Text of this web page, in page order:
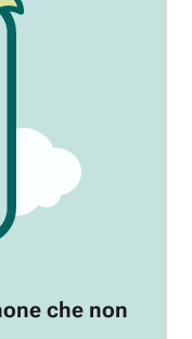
che non